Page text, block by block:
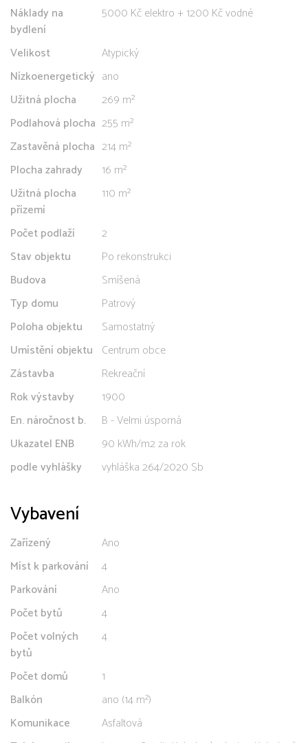
Náklady na
bydlení
5000 Kč elektro + 1200 Kč vodné
Velikost
Atypický
Nízkoenergetický ano
Užitná plocha
269 m²
Podlahová plocha 255 m²
Zastavěná plocha 214 m²
Plocha zahrady
16 m²
Užitná plocha
přízemí
110 m²
Počet podlaží
2
Stav objektu
Po rekonstrukci
Budova
Smíšená
Typ domu
Patrový
Poloha objektu
Samostatný
Umístění objektu Centrum obce
Zástavba
Rekreační
Rok výstavby
1900
En. náročnost b.
B - Velmi úsporná
Ukazatel ENB
90 kWh/m2 za rok
podle vyhlášky
vyhláška 264/2020 Sb
Vybavení
Zařízený
Ano
Míst k parkování
4
Parkování
Ano
Počet bytů
4
Počet volných
bytů
4
Počet domů
1
Balkón
ano (14 m²)
Komunikace
Asfaltová